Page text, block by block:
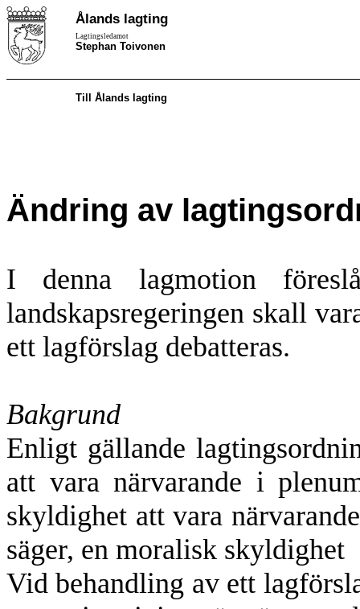
Ålands lagting
Lagtingsledamot
Stephan Toivonen
Till Ålands lagting
Ändring av
I denna lagmotion
landskapsregeringen skall
ett lagförslag debatteras.
Bakgrund
Enligt gällande
att vara närvarande i
skyldighet att vara
säger, en moralisk skyldighet
Vid behandling av ett